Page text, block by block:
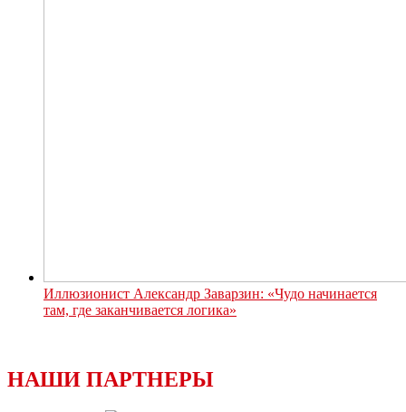
Иллюзионист Александр Заварзин: «Чудо начинается
там, где заканчивается логика»
НАШИ ПАРТНЕРЫ